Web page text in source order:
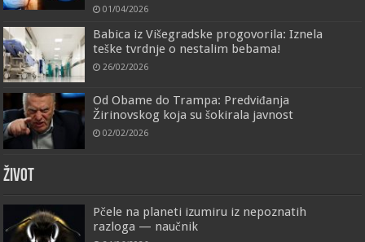
01/04/2026
Babica iz Višegradske progovorila: Iznela
teške tvrdnje o nestalim bebama!
26/02/2026
Od Obame do Trampa: Predviđanja
Žirinovskog koja su šokirala javnost
02/02/2026
ŽIVOT
Pčele na planeti izumiru iz nepoznatih
razloga — naučnik